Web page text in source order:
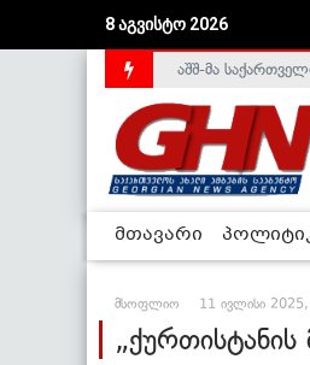
8 აგვისტო 2026
საქართველოს დე-
მთავარი
მსოფლიო 11 ივლისი
„ქურთისტანის